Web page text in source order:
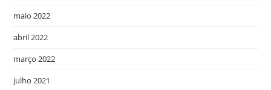
maio 2022
abril 2022
março 2022
julho 2021